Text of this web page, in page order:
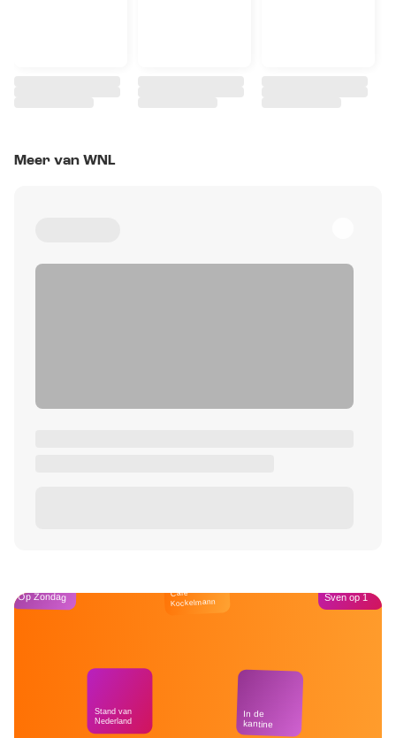
Meer van WNL
Op Zondag
Stand van
Nederland
Café
Kockelmann
In de
kantine
Sven op 1